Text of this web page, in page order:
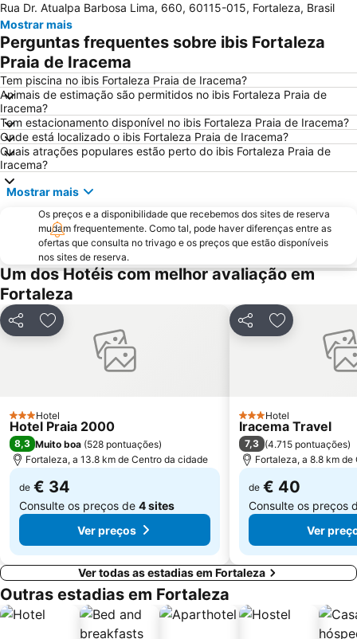
Barra do Ceará
Fortal - Carnaval fora de época
Iguape
Arena Castelão
Prainha
Praça do Ferreira
Arena Castelão - Estádio Governador Plácido Castelo
Shopping Iguatemi
Parada pela Diversidade Sexual do Ceará
Praia do Presídio
Parque do Cocó
Centro de Turismo de Fortaleza
Teatro José de Alencar
Porto do Mucuripe - Porto de Fortaleza
Rua Dr. Atualpa Barbosa Lima, 660, 60115-015, Fortaleza, Brasil
Mostrar mais
Perguntas frequentes sobre ibis Fortaleza
Praia de Iracema
Tem piscina no ibis Fortaleza Praia de Iracema?
Animais de estimação são permitidos no ibis Fortaleza Praia de
Iracema?
Tem estacionamento disponível no ibis Fortaleza Praia de Iracema?
Onde está localizado o ibis Fortaleza Praia de Iracema?
Quais atrações populares estão perto do ibis Fortaleza Praia de
Iracema?
Mostrar mais
Os preços e a disponibilidade que recebemos dos sites de reserva
mudam frequentemente. Como tal, pode haver diferenças entre as
ofertas que consulta no trivago e os preços que estão disponíveis
nos sites de reserva.
Um dos Hotéis com melhor avaliação em
Fortaleza
PartilharAdicionar aos favoritos
3 Estrelas
Hotel
Hotel Praia 2000
8,3 Muito boa (528 pontuações)
Fortaleza, a 13.8 km de Centro da cidade
de € 34
Consulte os preços de 4 sites
Ver preços
PartilharAdicionar
3 Estrelas
Hotel
Iracema Travel
7,3 (4.715 pontuações)
Fortaleza, a 8.8 km
de € 40
Consulte os preços
Ver
Ver todas as estadias em Fortaleza
Outras estadias em Fortaleza